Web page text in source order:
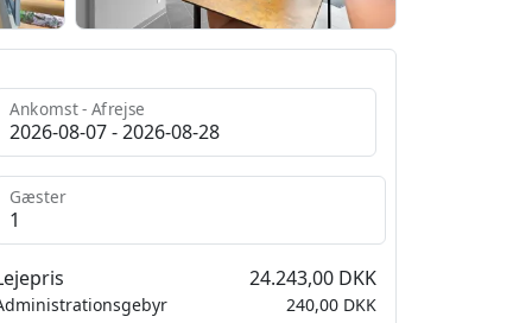
Ankomst - Afrejse
Gæster
24.243,00 DKK
240,00 DKK